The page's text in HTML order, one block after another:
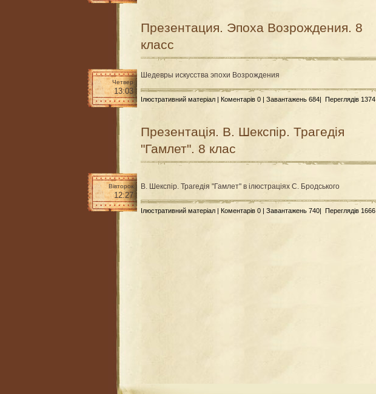
Презентация. Эпоха Возрождения. 8
класс
Четвер
13:03
Шедевры искусства эпохи Возрождения
Ілюстративний матеріал | Коментарів 0 | Завантажень 684| Переглядів 1374
Презентація. В. Шекспір. Трагедія
"Гамлет". 8 клас
Вівторок
12:27
В. Шекспір. Трагедія "Гамлет" в ілюстраціях С. Бродського
Ілюстративний матеріал | Коментарів 0 | Завантажень 740| Переглядів 1666